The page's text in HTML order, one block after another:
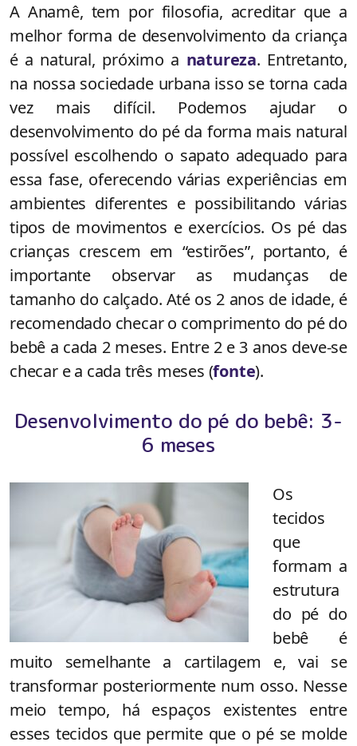
A Anamê, tem por filosofia, acreditar que a
melhor forma de desenvolvimento da criança
é a natural, próximo a natureza. Entretanto,
na nossa sociedade urbana isso se torna cada
vez mais difícil. Podemos ajudar o
desenvolvimento do pé da forma mais natural
possível escolhendo o sapato adequado para
essa fase, oferecendo várias experiências em
ambientes diferentes e possibilitando várias
tipos de movimentos e exercícios. Os pé das
crianças crescem em “estirões”, portanto, é
importante observar as mudanças de
tamanho do calçado. Até os 2 anos de idade, é
recomendado checar o comprimento do pé do
bebê a cada 2 meses. Entre 2 e 3 anos deve-se
checar e a cada três meses (fonte).
Desenvolvimento do pé do bebê: 3-
6 meses
Os
tecidos
que
formam a
estrutura
do pé do
bebê é
muito semelhante a cartilagem e, vai se
transformar posteriormente num osso. Nesse
meio tempo, há espaços existentes entre
esses tecidos que permite que o pé se molde